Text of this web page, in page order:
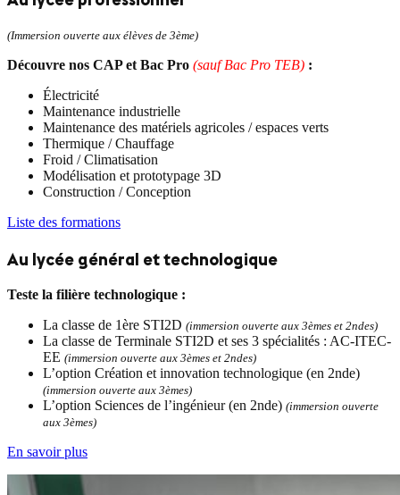
(Immersion ouverte aux élèves de 3ème)
Découvre nos CAP et Bac Pro (sauf Bac Pro TEB) :
Électricité
Maintenance industrielle
Maintenance des matériels agricoles / espaces verts
Thermique / Chauffage
Froid / Climatisation
Modélisation et prototypage 3D
Construction / Conception
Liste des formations
Au lycée général et technologique
Teste la filière technologique :
La classe de 1ère STI2D (immersion ouverte aux 3èmes et 2ndes)
La classe de Terminale STI2D et ses 3 spécialités : AC-ITEC-
EE (immersion ouverte aux 3èmes et 2ndes)
L’option Création et innovation technologique (en 2nde)
(immersion ouverte aux 3èmes)
L’option Sciences de l’ingénieur (en 2nde) (immersion ouverte
aux 3èmes)
En savoir plus